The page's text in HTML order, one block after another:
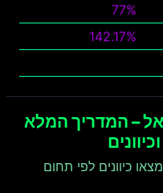
77%
142.17%
– המדריך המלא
כיוונים לפי תחום